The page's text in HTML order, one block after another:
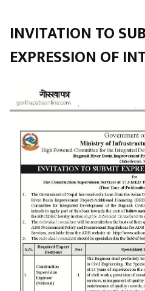
INVITATION TO
EXPRESSION OF